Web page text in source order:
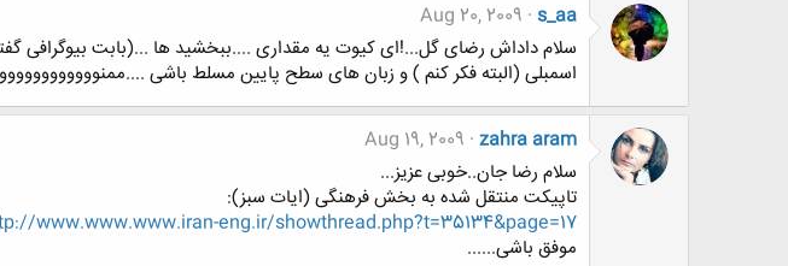
s_aa
Aug 20, 2009
سلام داداش رضای گل...!ای کیوت یه مقداری ....ببخشید ها ...(بابت بیوگرافی
اسمبلی (البته فکر کنم ) و زبان های سطح پایین مسلط باشی
zahra aram
Aug 19, 2009
سلام رضا جان..خوبی عزیز...
تاپیکت منتقل شده به بخش فرهنگی (ایات سبز):
www.www.www.iran-eng.ir/showthread.php?t=35134&page=17
موفق باشی......